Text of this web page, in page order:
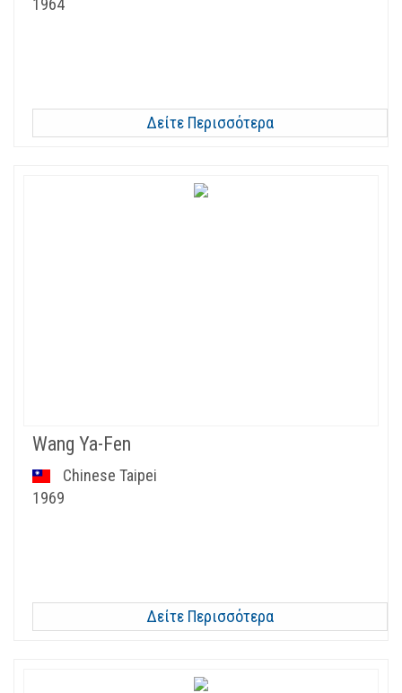
Δείτε Περισσότερα
Wang Ya-Fen
Chinese Taipei
1969
Δείτε Περισσότερα